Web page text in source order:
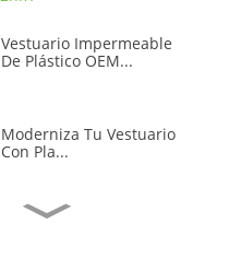
Vestuario Impermeable
De Plástico OEM...
Moderniza Tu Vestuario
Con Pla...
Armario De
Almacenamiento De